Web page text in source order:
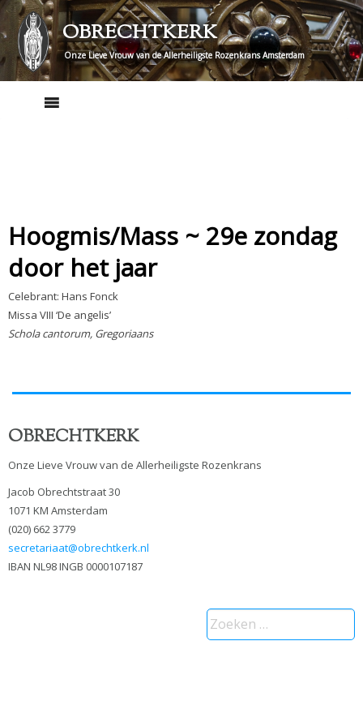
Skip
to
content
OBRECHTKERK
Onze Lieve Vrouw van de Allerheiligste Rozenkrans Amsterdam
Hoogmis/Mass ~ 29e zondag
door het jaar
Celebrant: Hans Fonck
Missa VIII ‘De angelis’
Schola cantorum, Gregoriaans
OBRECHTKERK
Onze Lieve Vrouw van de Allerheiligste Rozenkrans
Jacob Obrechtstraat 30
1071 KM Amsterdam
(020) 662 3779
secretariaat@obrechtkerk.nl
IBAN NL98 INGB 0000107187
Zoeken
naar: